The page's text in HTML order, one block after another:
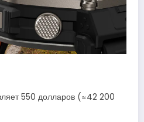
550 долларов (≈42 200